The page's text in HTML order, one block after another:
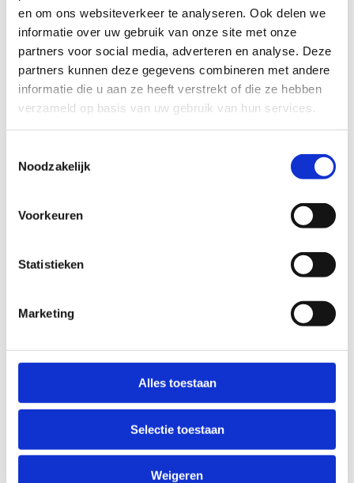
en om ons websiteverkeer te analyseren. Ook delen we
informatie over uw gebruik van onze site met onze
partners voor social media, adverteren en analyse. Deze
partners kunnen deze gegevens combineren met andere
informatie die u aan ze heeft verstrekt of die ze hebben
verzameld op basis van uw gebruik van hun services.
Noodzakelijk
Voorkeuren
Statistieken
Marketing
Alles toestaan
Selectie toestaan
Weigeren
Ontdek eveneens ons uitgebreid lessenaanbod
steeds onder begeleiding van ervaren
instructeurs. Vergeet ook onze
verjaardagsfeestjes
voor kinderen niet: fun
verzekerd!
Doe mee met één van onze sportlessen
Organiseer een verjaardagsfeestje
Scholen en bedrijven